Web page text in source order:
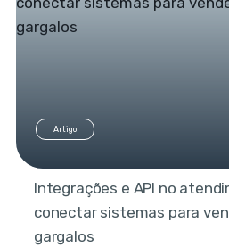
Artigo
Integrações e API no
conectar sistemas para
gargalos